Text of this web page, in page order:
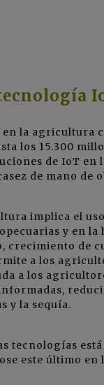
la agricultura
los 15.300
de IoT
de mano de
implica el
y en
crecimiento de
a los
a los
y la sequía.
tecnologías
este último en